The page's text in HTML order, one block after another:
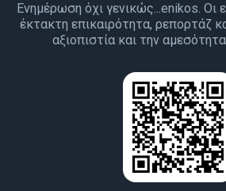
Ενημέρωση όχι γενικώς...enikos. Οι
έκτακτη επικαιρότητα, ρεπορτάζ
αξιοπιστία και την